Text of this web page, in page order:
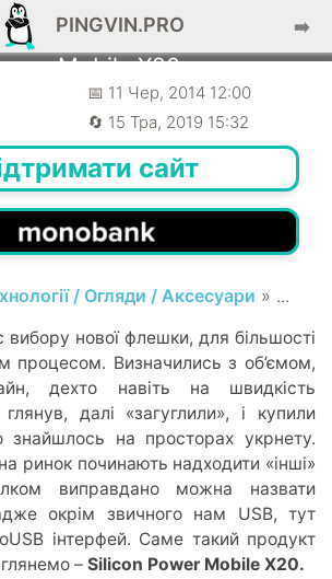
PINGVIN.PRO ➡️
🎒 АКСЕСУАРИ
Mobile X20 – огляд
для смартфонів
📅 11 Чер, 2014 12:00
🔄 15 Тра, 2019 15:32
сайт
/ Огляди / Аксесуари » ...
вибору нової флешки, для більшості
процесом. Визначились з об’ємом,
дехто навіть на швидкість
далі «загуглили», і купили
на просторах укрнету.
ринок починають надходити «інші»
виправдано можна назвати
окрім звичного нам USB, тут
інтерфей. Саме такий продукт
– Silicon Power Mobile X20.